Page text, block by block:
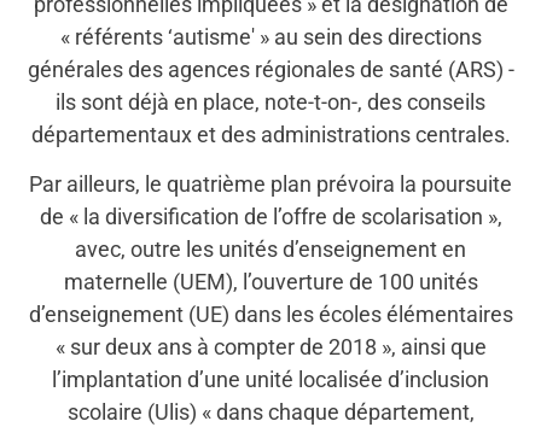
« référents ‘autisme' » au sein des directions
générales des agences régionales de santé (ARS) -
ils sont déjà en place, note-t-on-, des conseils
départementaux et des administrations centrales.
Par ailleurs, le quatrième plan prévoira la poursuite
de « la diversification de l’offre de scolarisation »,
avec, outre les unités d’enseignement en
maternelle (UEM), l’ouverture de 100 unités
d’enseignement (UE) dans les écoles élémentaires
« sur deux ans à compter de 2018 », ainsi que
l’implantation d’une unité localisée d’inclusion
scolaire (Ulis) « dans chaque département,